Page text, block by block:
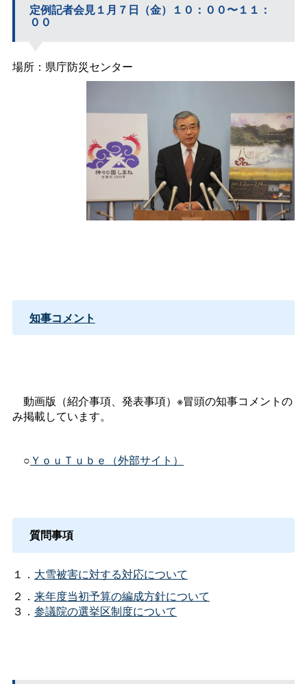
定例記者会見１月７日（金）１０：００〜１１：
００
場所：県庁防災センター
知事コメント
動画版（紹介事項、発表事項）※冒頭の知事コメントの
み掲載しています。
○ＹｏｕＴｕｂｅ（外部サイト）
質問事項
１． 大雪被害に対する対応について
２． 来年度当初予算の編成方針について
３． 参議院の選挙区制度について